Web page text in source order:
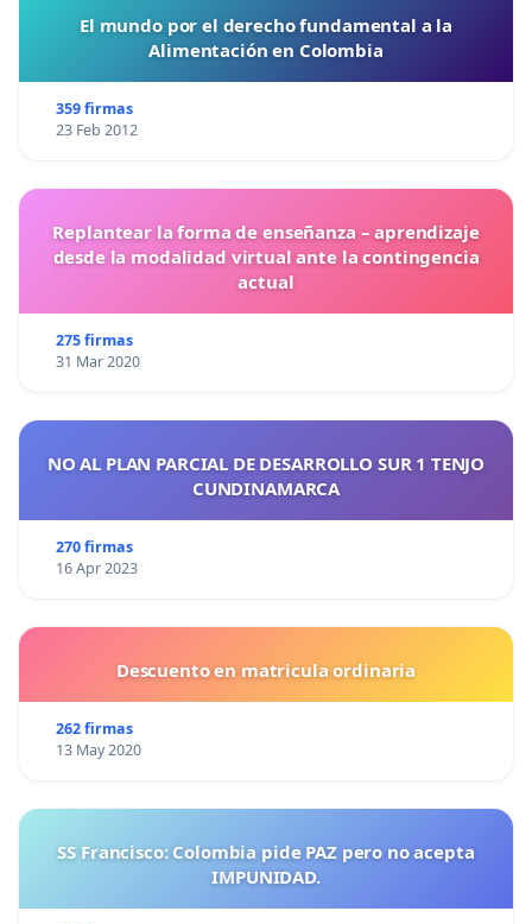
El mundo por el derecho fundamental a la
Alimentación en Colombia
359 firmas
23 Feb 2012
Replantear la forma de enseñanza – aprendizaje
desde la modalidad virtual ante la contingencia
actual
275 firmas
31 Mar 2020
NO AL PLAN PARCIAL DE DESARROLLO SUR 1 TENJO
CUNDINAMARCA
270 firmas
16 Apr 2023
Descuento en matricula ordinaria
262 firmas
13 May 2020
SS Francisco: Colombia pide PAZ pero no acepta
IMPUNIDAD.